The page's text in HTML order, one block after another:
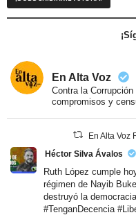
En Alta Voz
Contra la
compromisos y
En Alta Voz
Héctor Silva Ávalos
Ruth López cumple
régimen de Nayib
destruyó la
#TenganDecencia